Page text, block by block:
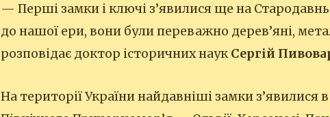
— Перші замки і ключі з’явилися ще на
до нашої ери, вони були переважно дерев’яні,
розповідає доктор історичних наукСергій
На території України найдавніші замки з’явилися